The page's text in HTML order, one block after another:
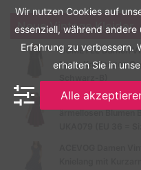
Neue Vintage Kleider
HOMEYEE Damen
Retro Knielanges
HOMEYEE Damen
ärmellosen Blumen
Wir nutzen Cookies auf
essenziell, während
Erfahrung zu verbessern.
erhalten Sie in
Alle